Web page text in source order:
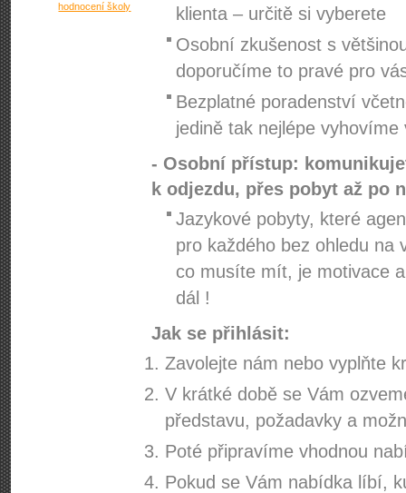
hodnocení školy
klienta – určitě si vyberete
Osobní zkušenost s
doporučíme to pravé pro
Bezplatné poradenství
jedině tak nejlépe
- Osobní přístup:
k odjezdu, přes pobyt až po
Jazykové pobyty, které
pro každého bez ohledu na
co musíte mít, je motivace
dál !
Jak se přihlásit:
Zavolejte nám nebo vyplňte
V krátké době se Vám
představu, požadavky a
Poté připravíme vhodnou
Pokud se Vám nabídka líbí,